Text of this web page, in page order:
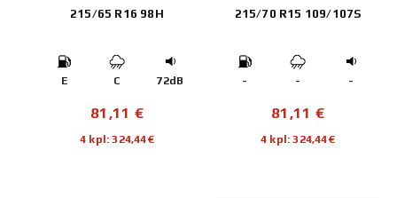
215/65 R16 98H
E C 72dB
81,11 €
4 kpl: 324,44€
215/70 R15 109/107S
- - -
81,11 €
4 kpl: 324,44€